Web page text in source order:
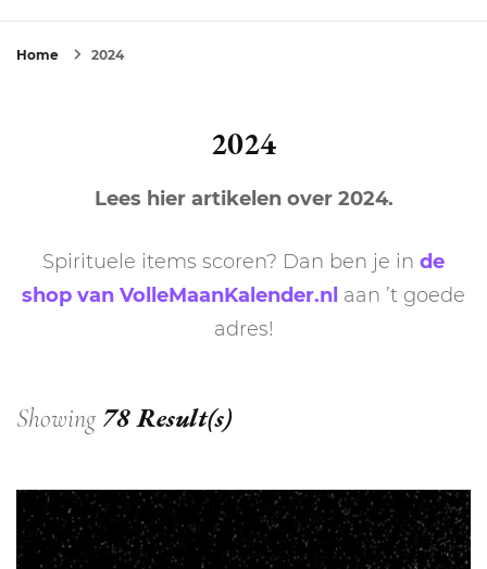
Home 2024
2024
Lees hier artikelen over 2024.
Spirituele items scoren? Dan ben je in de
shop van VolleMaanKalender.nl aan ’t goede
adres!
Showing 78 Result(s)